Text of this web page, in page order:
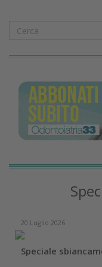
20 Luglio 2026
Speciale